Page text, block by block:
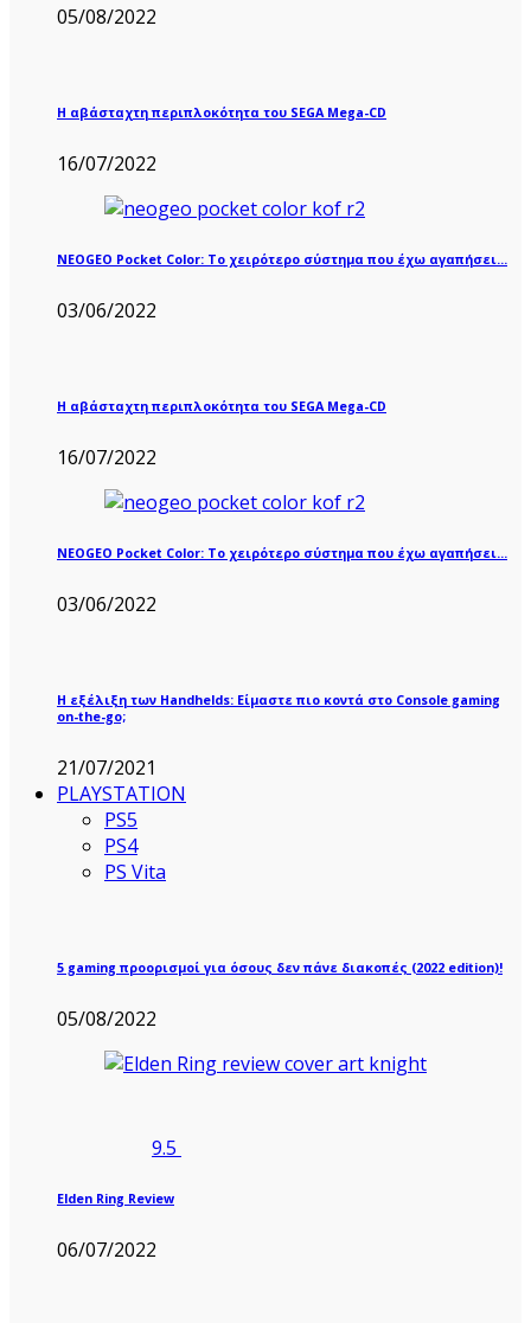
05/08/2022
Η αβάσταχτη περιπλοκότητα του SEGA Mega-CD
16/07/2022
NEOGEO Pocket Color: Το χειρότερο σύστημα που έχω αγαπήσει…
03/06/2022
Η αβάσταχτη περιπλοκότητα του SEGA Mega-CD
16/07/2022
NEOGEO Pocket Color: Το χειρότερο σύστημα που έχω αγαπήσει…
03/06/2022
Η εξέλιξη των Handhelds: Είμαστε πιο κοντά στο Console gaming
on-the-go;
21/07/2021
PLAYSTATION
PS5
PS4
PS Vita
5 gaming προορισμοί για όσους δεν πάνε διακοπές (2022 edition)!
05/08/2022
9.5
Elden Ring Review
06/07/2022